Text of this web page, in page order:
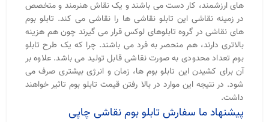
های ارزشمند، کار دست می باشند و یک نقاش هنرمند و متخصص
در زمینه نقاشی این تابلو نقاشی ها را نقاشی می کند. تابلو بوم
های نقاشی در گروه تابلوهای لوکس قرار می گیرند چون هم هزینه
بالاتری دارند، هم منحصر به فرد می باشند. چرا که یک طرح تابلو
بوم تعداد محدودی به صورت نقاشی قابل تولید می باشد. علاوه بر
آن برای کشیدن این تابلو بوم ها، زمان و انرژی بیشتری صرف می
شود. در نتیجه این موارد در بالا رفتن قیمت تابلو بوم تاثیر خواهند
داشت.
پیشنهاد ما سفارش تابلو بوم نقاشی چاپی